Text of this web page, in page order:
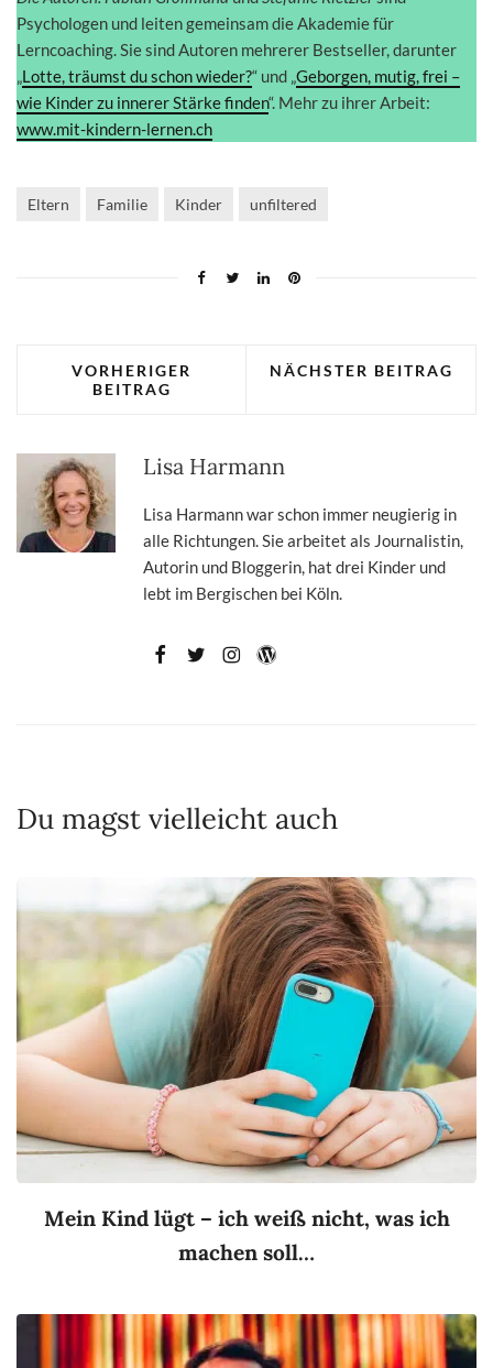
Psychologen und leiten gemeinsam die Akademie für
Lerncoaching. Sie sind Autoren mehrerer Bestseller, darunter
„Lotte, träumst du schon wieder?“ und „Geborgen, mutig, frei –
wie Kinder zu innerer Stärke finden“. Mehr zu ihrer Arbeit:
www.mit-kindern-lernen.ch
Eltern Familie Kinder unfiltered
VORHERIGER
BEITRAG
NÄCHSTER BEITRAG
Lisa Harmann
Lisa Harmann war schon immer neugierig in
alle Richtungen. Sie arbeitet als Journalistin,
Autorin und Bloggerin, hat drei Kinder und
lebt im Bergischen bei Köln.
Du magst vielleicht auch
Mein Kind lügt – ich weiß nicht, was ich
machen soll…